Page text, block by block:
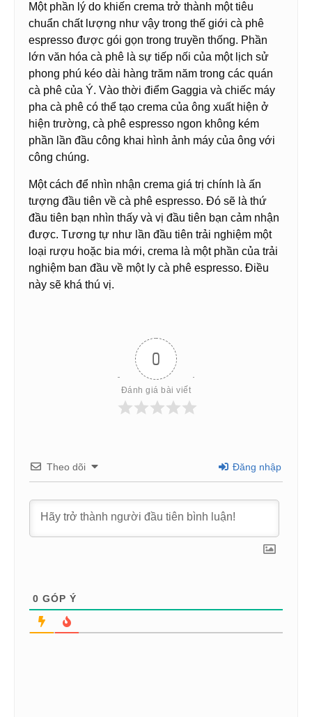
Một phần lý do khiến crema trở thành một tiêu
chuẩn chất lượng như vậy trong thế giới cà phê
espresso được gói gọn trong truyền thống. Phần
lớn văn hóa cà phê là sự tiếp nối của một lịch sử
phong phú kéo dài hàng trăm năm trong các quán
cà phê của Ý. Vào thời điểm Gaggia và chiếc máy
pha cà phê có thể tạo crema của ông xuất hiện ở
hiện trường, cà phê espresso ngon không kém
phần lần đầu công khai hình ảnh máy của ông với
công chúng.
Một cách để nhìn nhận crema giá trị chính là ấn
tượng đầu tiên về cà phê espresso. Đó sẽ là thứ
đầu tiên bạn nhìn thấy và vị đầu tiên bạn cảm nhận
được. Tương tự như lần đầu tiên trải nghiệm một
loại rượu hoặc bia mới, crema là một phần của trải
nghiệm ban đầu về một ly cà phê espresso. Điều
này sẽ khá thú vị.
0
Đánh giá bài viết
Theo dõi Đăng nhập
0 GÓP Ý